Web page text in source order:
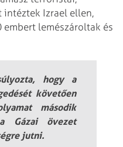
Izrael ellen,
lemészároltak és
hogy a
követően
második
Gázai övezet
jutni.